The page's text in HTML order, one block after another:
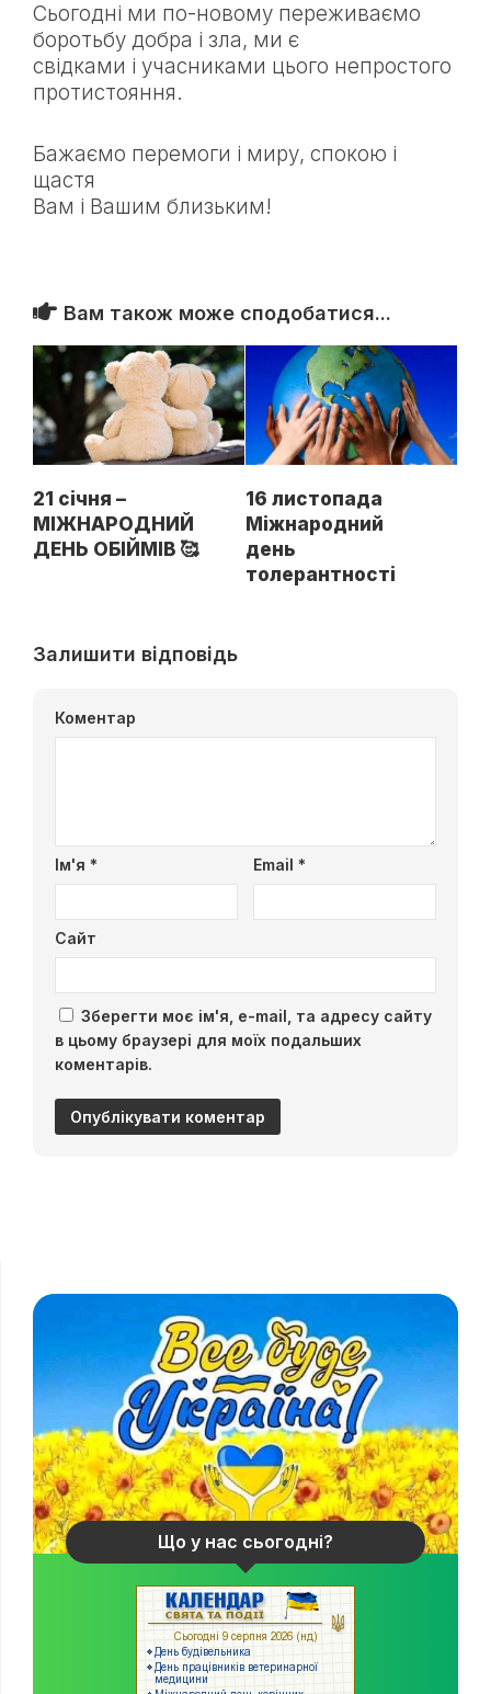
Сьогодні ми по-новому переживаємо
боротьбу добра і зла, ми є
свідками і учасниками цього непростого
протистояння.
Бажаємо перемоги і миру, спокою і
щастя
Вам і Вашим близьким!
Вам також може сподобатися...
21 січня –
МІЖНАРОДНИЙ
ДЕНЬ ОБІЙМІВ 🥰
16 листопада
Міжнародний
день
толерантності
Залишити відповідь
Коментар
Ім'я * Email *
Сайт
Зберегти моє ім'я, e-mail, та адресу сайту
в цьому браузері для моїх подальших
коментарів.
Що у нас сьогодні?